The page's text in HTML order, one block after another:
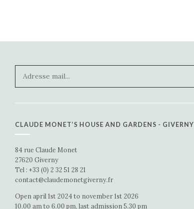
CLAUDE MONET’S HOUSE AND GARDENS - GIVERNY
84 rue Claude Monet
27620 Giverny
Tel : +33 (0) 2 32 51 28 21
contact@claudemonetgiverny.fr
Open april 1st 2024 to november 1st 2026
10.00 am to 6.00 pm, last admission 5.30 pm